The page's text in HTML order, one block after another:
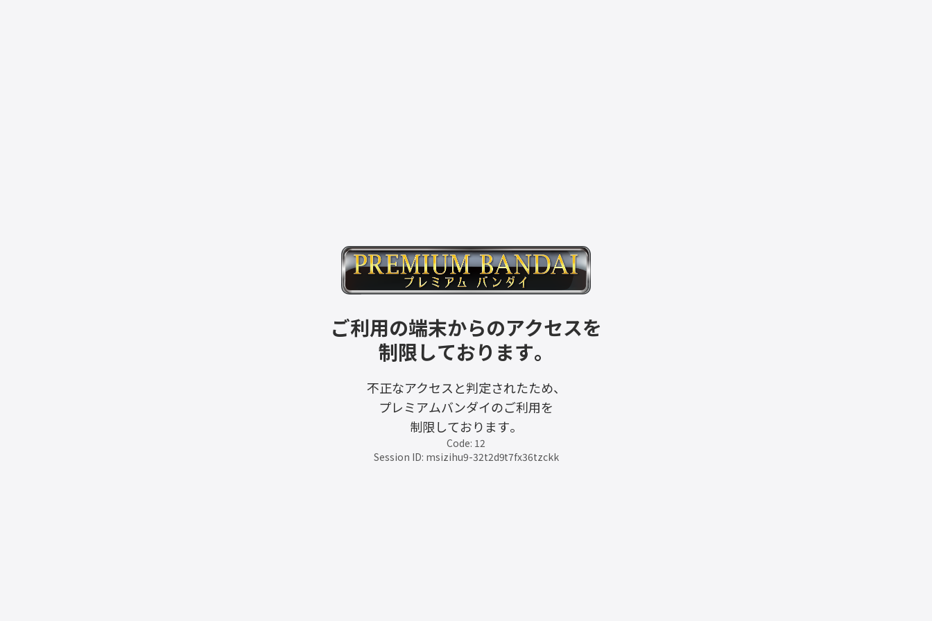
ご利用の端末からのアクセスを
制限しております。
不正なアクセスと判定されたため、
プレミアムバンダイのご利用を
制限しております。
Code: 12
Session ID: msizihu9-32t2d9t7fx36tzckk